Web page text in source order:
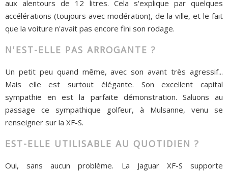
aux alentours de 12 litres. Cela s'explique par quelques
accélérations (toujours avec modération), de la ville, et le fait
que la voiture n'avait pas encore fini son rodage.
N'EST-ELLE PAS ARROGANTE ?
Un petit peu quand même, avec son avant très agressif...
Mais elle est surtout élégante. Son excellent capital
sympathie en est la parfaite démonstration. Saluons au
passage ce sympathique golfeur, à Mulsanne, venu se
renseigner sur la XF-S.
EST-ELLE UTILISABLE AU QUOTIDIEN ?
Oui, sans aucun problème. La Jaguar XF-S supporte